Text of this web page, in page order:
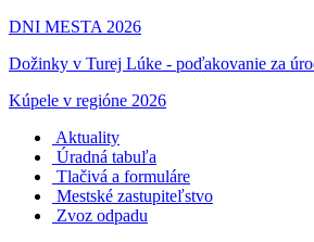
DNI MESTA 2026
Dožinky v Turej Lúke - poďakovanie za
Kúpele v regióne 2026
Aktuality
Úradná tabuľa
Tlačivá a formuláre
Mestské zastupiteľstvo
Zvoz odpadu